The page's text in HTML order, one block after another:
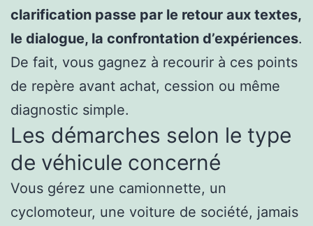
clarification passe par le retour aux textes,
le dialogue, la confrontation d’expériences.
De fait, vous gagnez à recourir à ces points
de repère avant achat, cession ou même
diagnostic simple.
Les démarches selon le type
de véhicule concerné
Vous gérez une camionnette, un
cyclomoteur, une voiture de société, jamais